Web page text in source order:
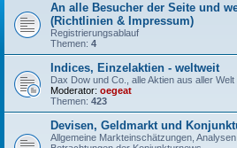
An alle Besucher der Seite und
(Richtlinien & Impressum)
Registrierungsablauf
Themen: 4
Indices, Einzelaktien - weltweit
Dax Dow und Co., alle Aktien aus aller
Moderator: oegeat
Themen: 423
Devisen, Geldmarkt und
Allgemeine Markteinschätzungen,